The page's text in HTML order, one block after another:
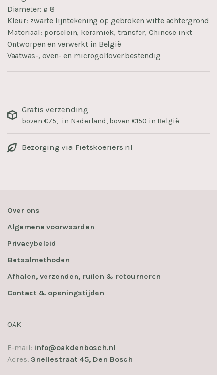
Diameter: ø 8
Kleur: zwarte lijntekening op gebroken witte achtergrond
Materiaal: porselein, keramiek, transfer, Chinese inkt
Ontworpen en verwerkt in België
Vaatwas-, oven- en microgolfovenbestendig
Gratis verzending
boven €75,- in Nederland, boven €150 in België
Bezorging via Fietskoeriers.nl
Over ons
Algemene voorwaarden
Privacybeleid
Betaalmethoden
Afhalen, verzenden, ruilen & retourneren
Contact & openingstijden
OAK
E-mail: info@oakdenbosch.nl
Adres: Snellestraat 45, Den Bosch